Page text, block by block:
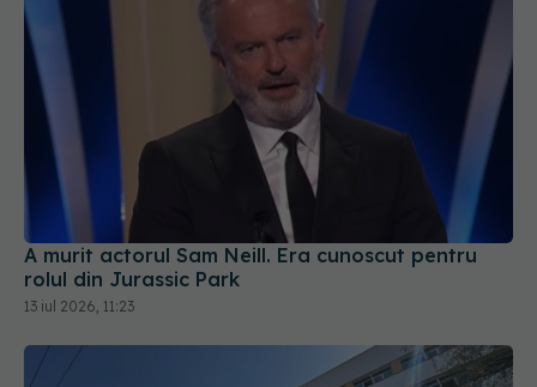
A murit actorul Sam Neill. Era cunoscut pentru
rolul din Jurassic Park
13 iul 2026, 11:23